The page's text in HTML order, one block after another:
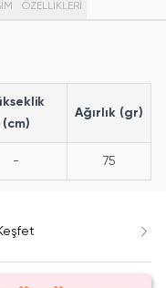
ÖZELLIKLERI
(cm)
Ağırlık (gr)
- 75